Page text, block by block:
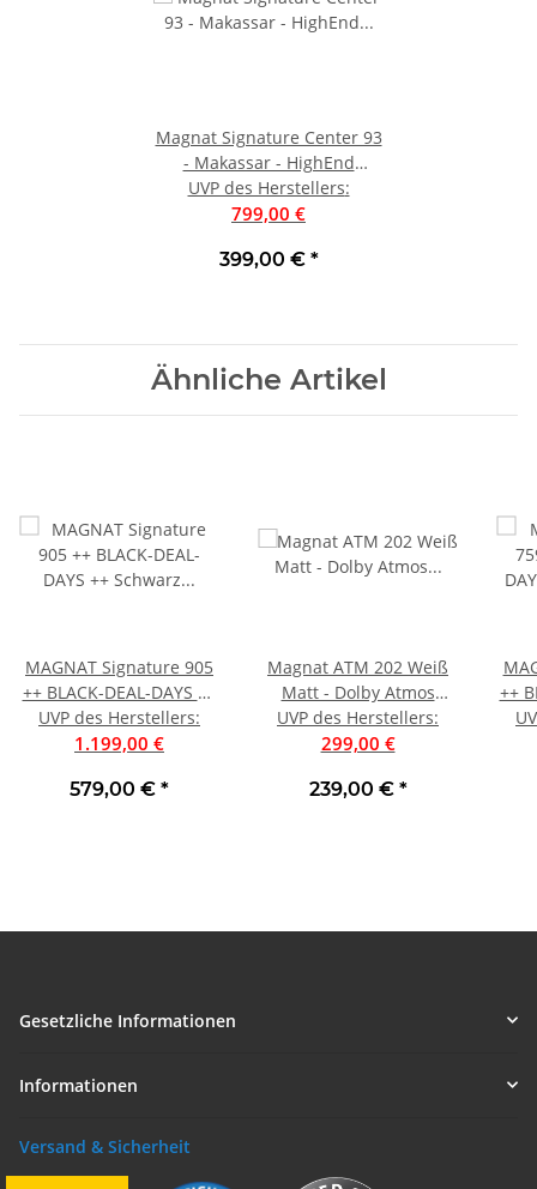
Magnat Signature Center 93
- Makassar - HighEnd
Center-Lautsprecher | Neu
UVP des Herstellers:
799,00 €
399,00 € *
Ähnliche Artikel
MAGNAT Signature 905
++ BLACK-DEAL-DAYS ++
Schwarz Pianolack Stück
| Neu
UVP des Herstellers:
1.199,00 €
579,00 € *
Magnat ATM 202 Weiß
Matt - Dolby Atmos
Zusatzlautsprecher, Paar
| Auspackware, wie neu
UVP des Herstellers:
299,00 €
239,00 € *
++
Gesetzliche Informationen
Informationen
Versand & Sicherheit